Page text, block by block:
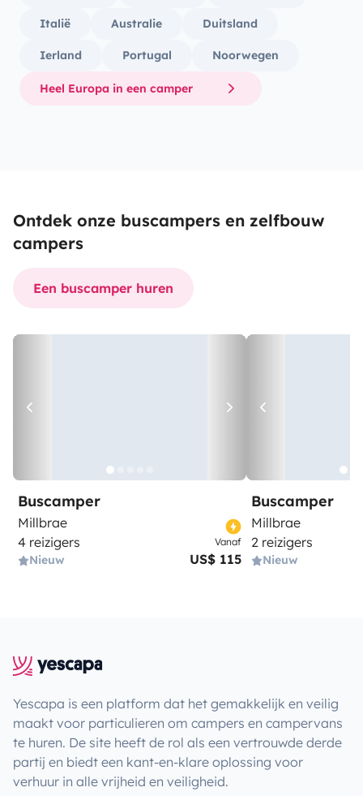
Italië Australie Duitsland
Ierland Portugal Noorwegen
Heel Europa in een camper
Ontdek onze buscampers en zelfbouw
campers
Een buscamper huren
Buscamper
Millbrae
4 reizigers
Nieuw
Vanaf
US$ 115
Buscamper
Millbrae
2 reizigers
Nieuw
Yescapa is een platform dat het gemakkelijk en veilig
maakt voor particulieren om campers en campervans
te huren. De site heeft de rol als een vertrouwde derde
partij en biedt een kant-en-klare oplossing voor
verhuur in alle vrijheid en veiligheid.